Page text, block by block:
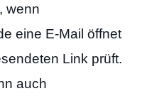
, wenn
eine E-Mail öffnet
Link prüft.
auch